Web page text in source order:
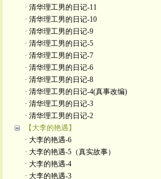
· 清华理工男的日记-11
· 清华理工男的日记-10
· 清华理工男的日记-9
· 清华理工男的日记-5
· 清华理工男的日记-7
· 清华理工男的日记-6
· 清华理工男的日记-8
· 清华理工男的日记-4(真事改编)
· 清华理工男的日记-3
· 清华理工男的日记-2
【大李的艳遇】
· 大李的艳遇-6
· 大李的艳遇-5（真实故事）
· 大李的艳遇-4
· 大李的艳遇-3